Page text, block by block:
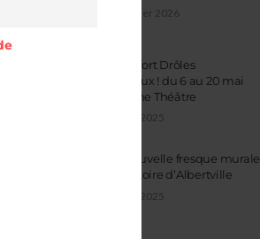
5 février 2026
Temps fort Drôles
d’Oiseaux ! du 6 au 20 mai
au Dôme Théâtre
5 mai 2025
Une nouvelle fresque murale
de l’histoire d’Albertville
5 mai 2025